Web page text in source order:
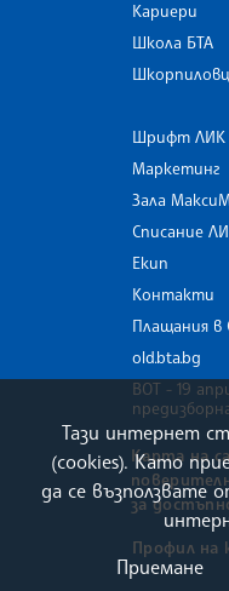
Кариери
Школа БТА
Шрифт ЛИК
Маркетинг
Зала МаксиМ
Списание
Екип
Контакти
Плащания в
old.bta.bg
ВОТ - 19
Карта на
за
Профил на
Тази интернет
(cookies). Като
да се възползвате
Приемане